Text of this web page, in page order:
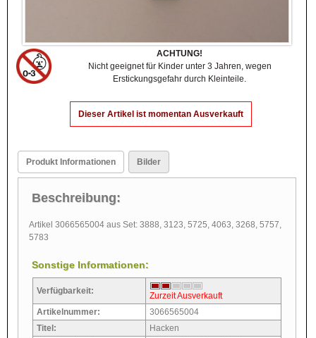
ACHTUNG!
Nicht geeignet für Kinder unter 3 Jahren, wegen
Erstickungsgefahr durch Kleinteile.
Dieser Artikel ist momentan Ausverkauft
Produkt Informationen Bilder
Beschreibung:
Artikel 3066565004 aus Set: 3888, 3123, 5725, 4063, 3268, 5757,
5783
Sonstige Informationen:
Verfügbarkeit:
Zurzeit Ausverkauft
Artikelnummer:
3066565004
Titel:
Hacken